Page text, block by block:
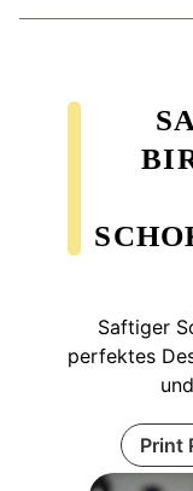
Saftiger
perfektes
Print